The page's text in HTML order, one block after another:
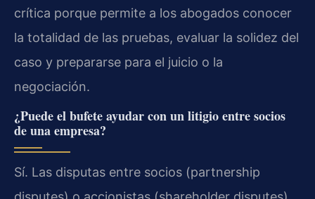
crítica porque permite a los abogados conocer
la totalidad de las pruebas, evaluar la solidez del
caso y prepararse para el juicio o la
negociación.
¿Puede el bufete ayudar con un litigio entre socios
de una empresa?
Sí. Las disputas entre socios (partnership